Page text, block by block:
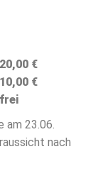
20,00 €
10,00 €
frei
am 23.06.
nach